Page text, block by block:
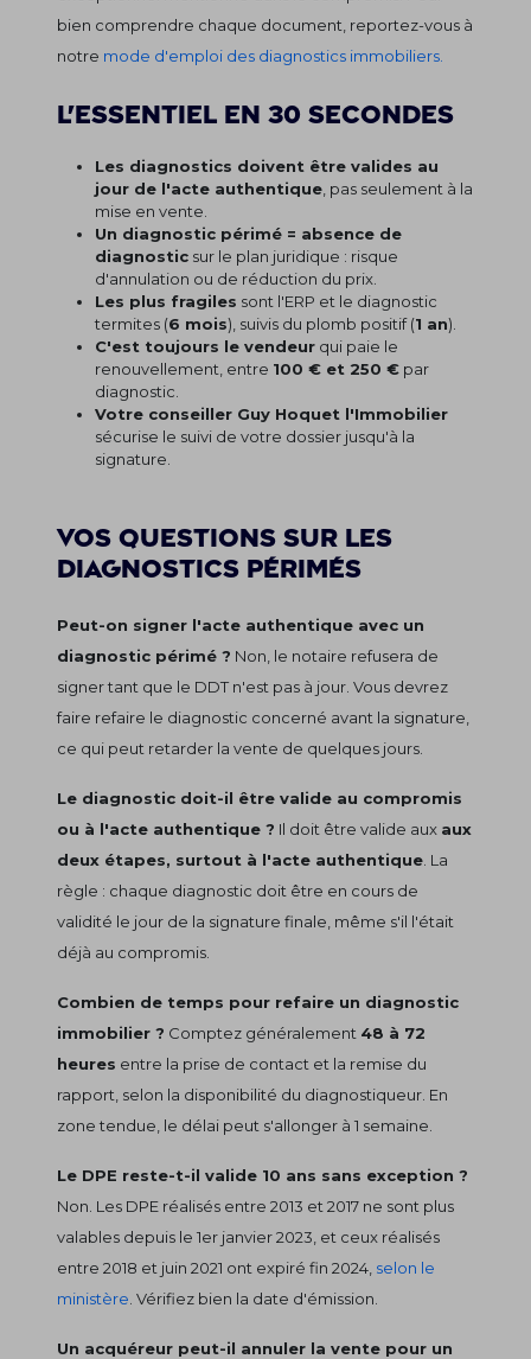
bien comprendre chaque document, reportez-vous à
notre mode d'emploi des diagnostics immobiliers.
L'essentiel en 30 secondes
Les diagnostics doivent être valides au
jour de l'acte authentique , pas seulement à la
mise en vente.
Un diagnostic périmé = absence de
diagnostic sur le plan juridique : risque
d'annulation ou de réduction du prix.
Les plus fragiles sont l'ERP et le diagnostic
termites (6 mois), suivis du plomb positif (1 an).
C'est toujours le vendeur qui paie le
renouvellement, entre 100 € et 250 € par
diagnostic.
Votre conseiller Guy Hoquet l'Immobilier
sécurise le suivi de votre dossier jusqu'à la
signature.
Vos questions sur les
diagnostics périmés
Peut-on signer l'acte authentique avec un
diagnostic périmé ? Non, le notaire refusera de
signer tant que le DDT n'est pas à jour. Vous devrez
faire refaire le diagnostic concerné avant la signature,
ce qui peut retarder la vente de quelques jours.
Le diagnostic doit-il être valide au compromis
ou à l'acte authentique ? Il doit être valide aux aux
deux étapes, surtout à l'acte authentique . La
règle : chaque diagnostic doit être en cours de
validité le jour de la signature finale, même s'il l'était
déjà au compromis.
Combien de temps pour refaire un diagnostic
immobilier ? Comptez généralement 48 à 72
heures entre la prise de contact et la remise du
rapport, selon la disponibilité du diagnostiqueur. En
zone tendue, le délai peut s'allonger à 1 semaine.
Le DPE reste-t-il valide 10 ans sans exception ?
Non. Les DPE réalisés entre 2013 et 2017 ne sont plus
valables depuis le 1er janvier 2023, et ceux réalisés
entre 2018 et juin 2021 ont expiré fin 2024, selon le
ministère . Vérifiez bien la date d'émission.
Un acquéreur peut-il annuler la vente pour un